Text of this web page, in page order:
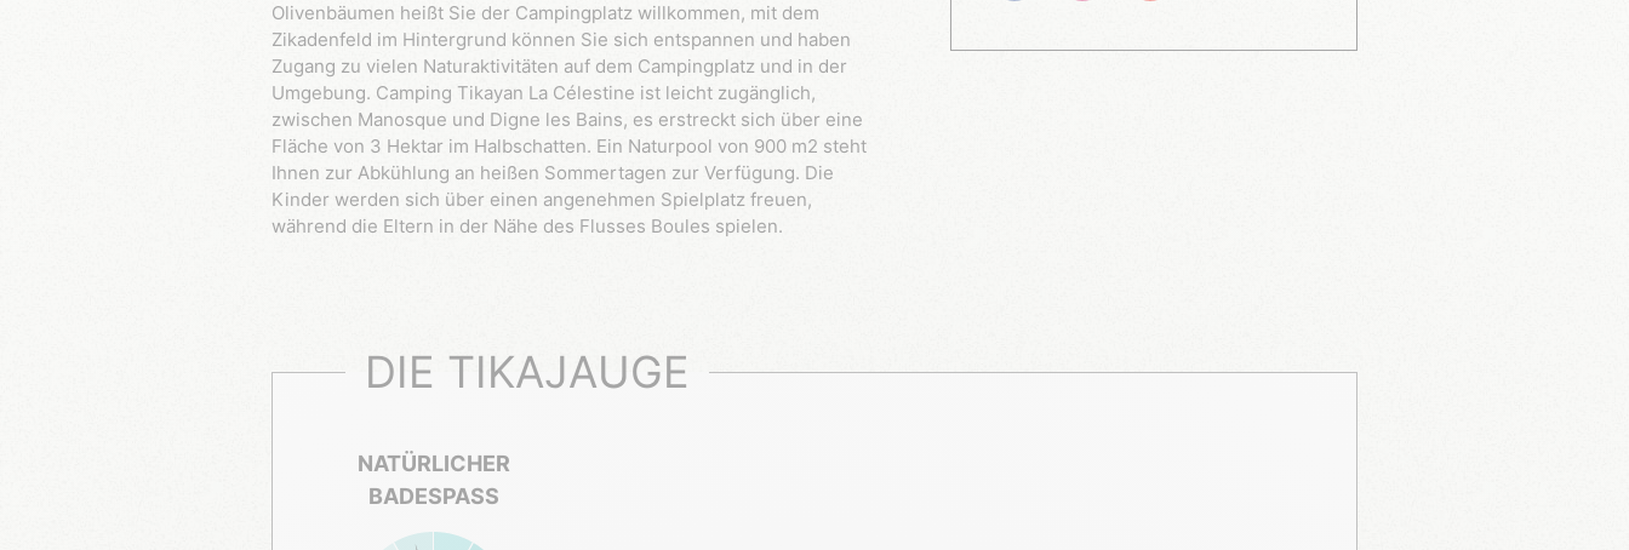
Olivenbäumen heißt Sie der Campingplatz willkommen, mit dem
Zikadenfeld im Hintergrund können Sie sich entspannen und haben
Zugang zu vielen Naturaktivitäten auf dem Campingplatz und in der
Umgebung. Camping Tikayan La Célestine ist leicht zugänglich,
zwischen Manosque und Digne les Bains, es erstreckt sich über eine
Fläche von 3 Hektar im Halbschatten. Ein Naturpool von 900 m2 steht
Ihnen zur Abkühlung an heißen Sommertagen zur Verfügung. Die
Kinder werden sich über einen angenehmen Spielplatz freuen,
während die Eltern in der Nähe des Flusses Boules spielen.
DIE TIKAJAUGE
NATÜRLICHER
BADESPASS